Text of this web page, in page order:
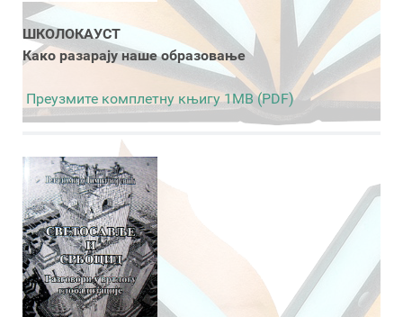
ШКОЛОКАУСТ
Како разарају наше образовање
Преузмите комплетну књигу 1MB (PDF)